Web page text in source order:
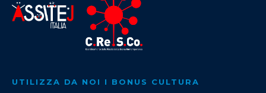
UTILIZZA DA NOI I BONUS CULTURA